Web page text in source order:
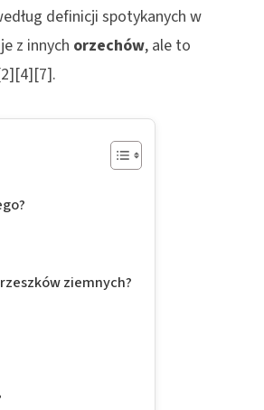
definicji spotykanych w
z innych orzechów, ale to
ziemnych?